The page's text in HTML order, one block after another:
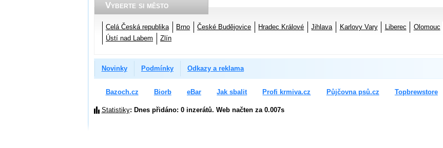
Vyberte si město
Celá Česká republika Brno České Budějovice Hradec Králové Jihlava Karlovy Vary Liberec Olomouc
Ústí nad Labem
Zlín
Novinky Podmínky Odkazy a reklama
Bazoch.cz Biorb eBar Jak sbalit Profi krmiva.cz Půjčovna psů.cz Topbrewstore
Statistiky: Dnes přidáno: 0 inzerátů. Web načten za 0.007s